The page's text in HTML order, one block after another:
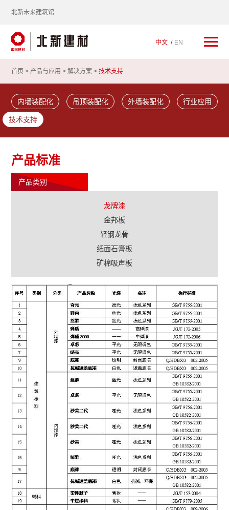
北新未来建筑馆
中文 EN
首页 > 产品与应用 > 解决方案 > 技术支持
内墙装配化 吊顶装配化 外墙装配化 行业应用
技术支持
产品标准
产品类别
龙牌漆
金邦板
轻钢龙骨
纸面石膏板
矿棉吸声板